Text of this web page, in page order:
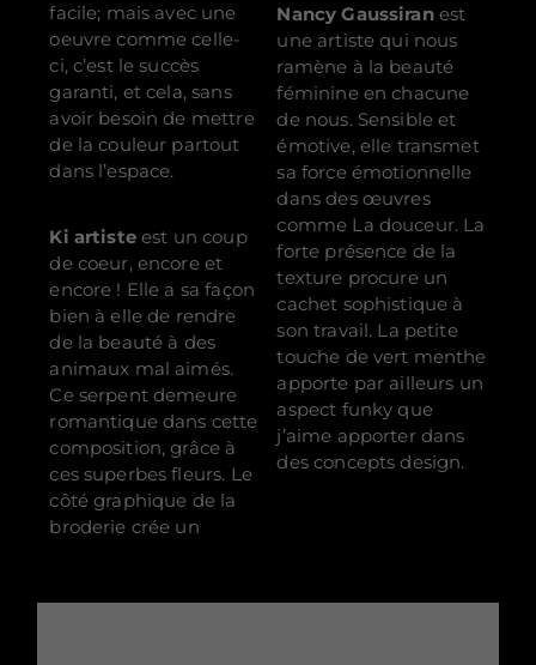
facile; mais avec une
oeuvre comme celle-
ci, c’est le succès
garanti, et cela, sans
avoir besoin de mettre
de la couleur partout
dans l’espace.
Ki artiste est un coup
de coeur, encore et
encore ! Elle a sa façon
bien à elle de rendre
de la beauté à des
animaux mal aimés.
Ce serpent demeure
romantique dans cette
composition, grâce à
ces superbes fleurs. Le
côté graphique de la
broderie crée un
Nancy Gaussiranest
une artiste qui nous
ramène à la beauté
féminine en chacune
de nous. Sensible et
émotive, elle transmet
sa force émotionnelle
dans des œuvres
comme La douceur. La
forte présence de la
texture procure un
cachet sophistique à
son travail. La petite
touche de vert menthe
apporte par ailleurs un
aspect funky que
j’aime apporter dans
des concepts design.